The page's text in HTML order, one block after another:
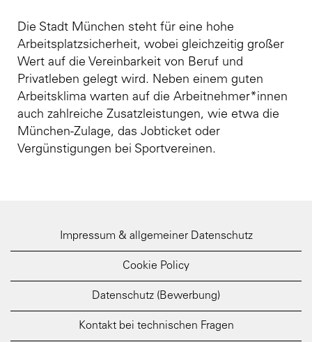
Die Stadt München steht für eine hohe
Arbeitsplatzsicherheit, wobei gleichzeitig großer
Wert auf die Vereinbarkeit von Beruf und
Privatleben gelegt wird. Neben einem guten
Arbeitsklima warten auf die Arbeitnehmer*innen
auch zahlreiche Zusatzleistungen, wie etwa die
München-Zulage, das Jobticket oder
Vergünstigungen bei Sportvereinen.
Impressum & allgemeiner Datenschutz
Cookie Policy
Datenschutz (Bewerbung)
Kontakt bei technischen Fragen